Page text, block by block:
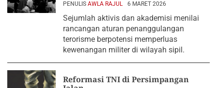
PENULIS AWLA RAJUL 6 MARET 2026
Sejumlah aktivis dan akademisi menilai
rancangan aturan penanggulangan
terorisme berpotensi memperluas
kewenangan militer di wilayah sipil.
Reformasi TNI di Persimpangan